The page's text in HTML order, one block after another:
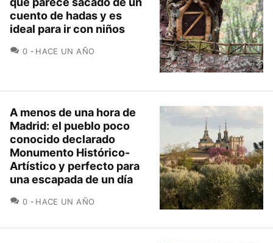
cuento de hadas y es
ideal para ir con niños
0 COMENTARIOS
HACE UN AÑO
A menos de una hora de
Madrid: el pueblo poco
conocido declarado
Monumento Histórico-
Artístico y perfecto para
una escapada de un día
0 COMENTARIOS
HACE UN AÑO